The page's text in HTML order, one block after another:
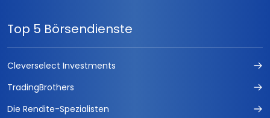
Top 5 Börsendienste
Cleverselect Investments
TradingBrothers
Die Rendite-Spezialisten